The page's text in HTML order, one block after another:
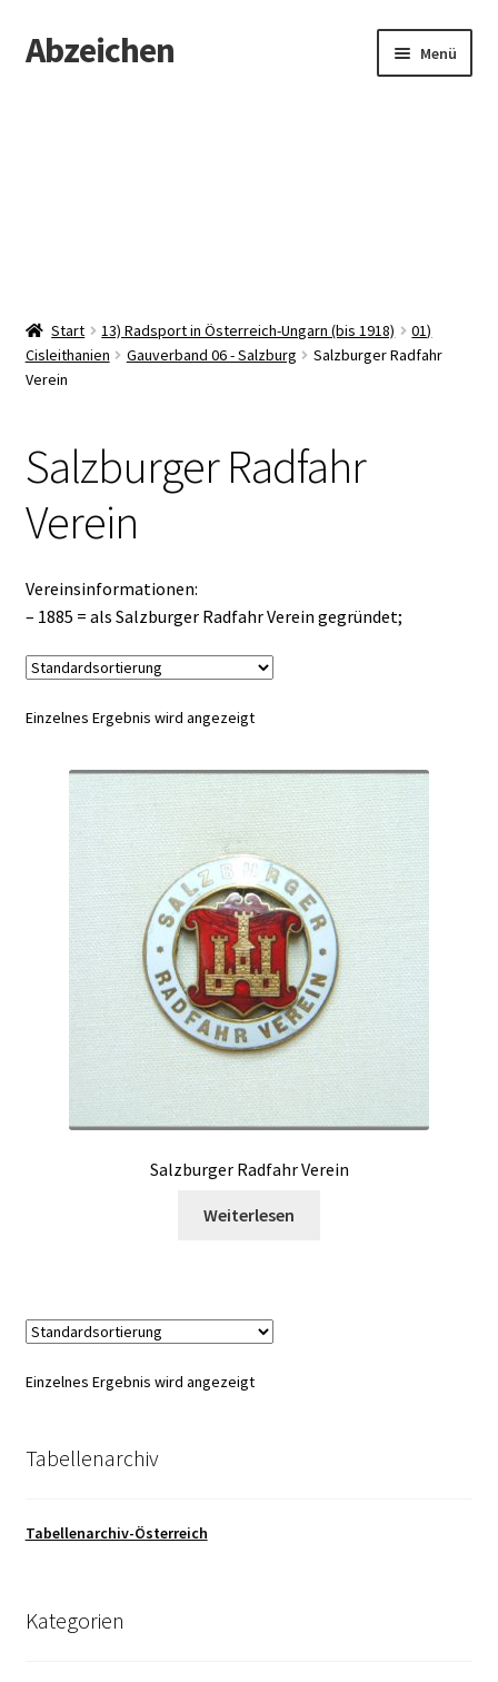
Zur
Navigation
Zum
Inhalt
Abzeichen Menü
Start 13) Radsport in Österreich-Ungarn (bis 1918)
01)
Cisleithanien
Gauverband 06 - Salzburg
Salzburger Radfahr
Verein
Salzburger Radfahr
Verein
Vereinsinformationen:
– 1885 = als Salzburger Radfahr Verein gegründet;
Einzelnes Ergebnis wird angezeigt
Salzburger Radfahr Verein
Weiterlesen
Einzelnes Ergebnis wird angezeigt
Tabellenarchiv
Tabellenarchiv-Österreich
Kategorien